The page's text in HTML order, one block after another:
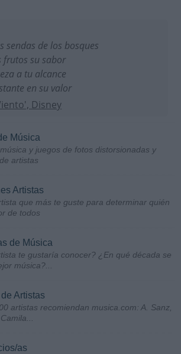
sendas de los bosques
frutos su sabor
a tu alcance
en su valor
Disney
Música
y juegos de fotos distorsionadas y
artistas
Artistas
que más te guste para determinar quién
de todos
de Música
te gustaría conocer? ¿En qué década se
música?...
Artistas
artistas recomiendan musica.com: A. Sanz,
as